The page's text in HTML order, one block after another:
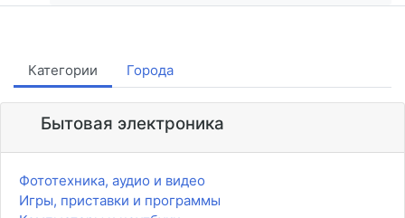
Категории Города
Бытовая электроника
Фототехника, аудио и видео
Игры, приставки и программы